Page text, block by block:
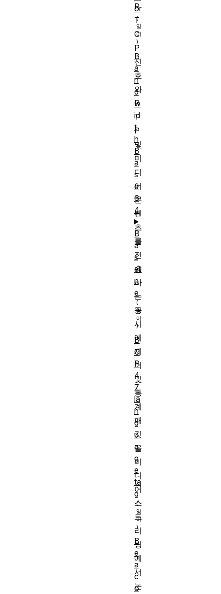
R
T
C
P
신
호
와
R
T
P
및
미
디
어
콘
텐
츠
를
전
송
하
는
동
시
에
제
어
및
통
계
패
킷
을
미
디
어
스
트
리
밍
에
서
논
or
B
a
n
d
w
id
t
h
B
a
s
e
6
4
B
a
s
eli
n
e
B
C
P
4
7
la
n
g
u
a
g
e
ta
g
B
e
a
c
o